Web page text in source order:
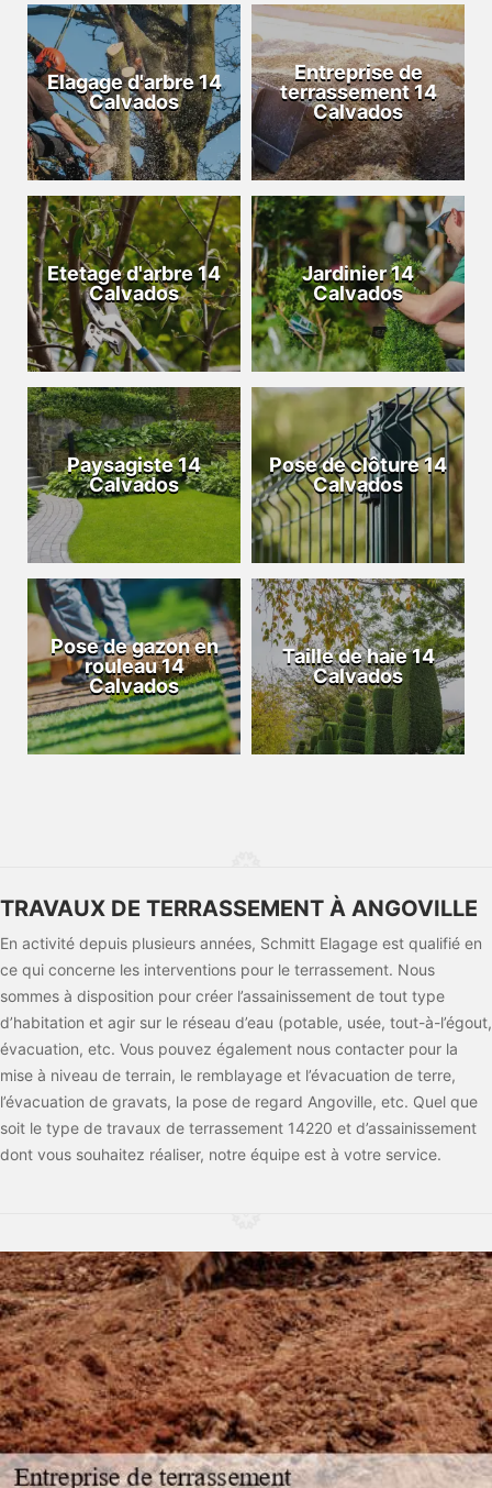
Elagage d'arbre 14
Calvados
Entreprise de
terrassement 14
Calvados
Etetage d'arbre 14
Calvados
Jardinier 14
Calvados
Paysagiste 14
Calvados
Pose de clôture 14
Calvados
Pose de gazon en
rouleau 14
Calvados
Taille de haie 14
Calvados
TRAVAUX DE TERRASSEMENT À ANGOVILLE
En activité depuis plusieurs années, Schmitt Elagage est qualifié en
ce qui concerne les interventions pour le terrassement. Nous
sommes à disposition pour créer l’assainissement de tout type
d’habitation et agir sur le réseau d’eau (potable, usée, tout-à-l’égout,
évacuation, etc. Vous pouvez également nous contacter pour la
mise à niveau de terrain, le remblayage et l’évacuation de terre,
l’évacuation de gravats, la pose de regard Angoville, etc. Quel que
soit le type de travaux de terrassement 14220 et d’assainissement
dont vous souhaitez réaliser, notre équipe est à votre service.